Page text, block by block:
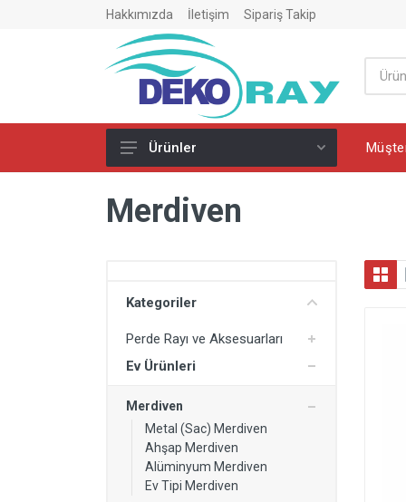
Hakkımızda İletişim Sipariş Takip
PVC Perde Rayı
Yapı Malzemeleri
Dekorasyon Malzemeleri
Ürünler
Merdiven
Kategoriler
Perde Rayı ve Aksesuarları
Ev Ürünleri
Merdiven
Metal (Sac) Merdiven
Ahşap Merdiven
Alüminyum Merdiven
Ev Tipi Merdiven